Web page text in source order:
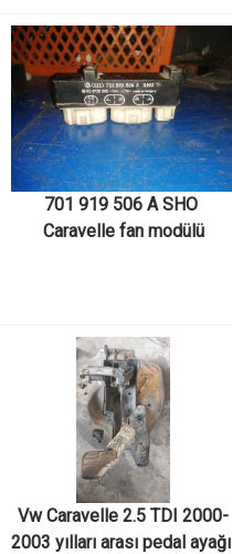
701 919 506 A SHO
Caravelle fan modülü
Vw Caravelle 2.5 TDI 2000-
2003 yılları arası pedal ayağı